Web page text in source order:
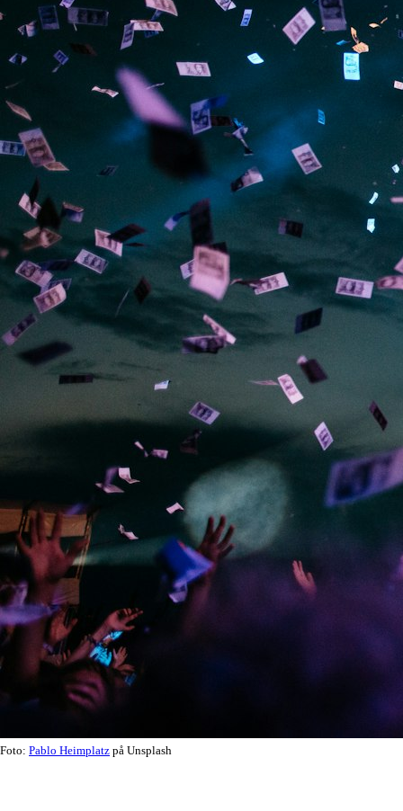
Foto: Pablo Heimplatz på Unsplash